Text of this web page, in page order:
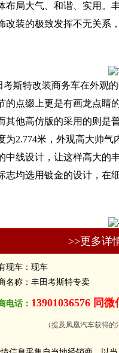
布局大气、和谐、实用。
改装的极致发挥不无关系
考斯特改装商务车在外观
的点缀上更是有画龙点睛
其他高仿版的采用的则是
为2.774米，外观高大帅
中线设计，让这样高大的
志均选用镀金的设计，在
>>更多详
现车：现车
名称：丰田考斯特专卖
电话： 13901036576 同微
（提及凤凰汽车获得